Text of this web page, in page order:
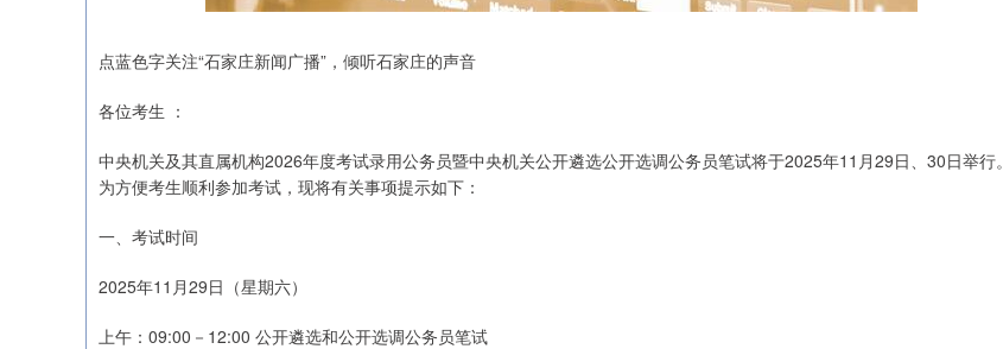
点蓝色字关注“石家庄新闻广播”，倾听石家庄的声音
各位考生 ：
中央机关及其直属机构2026年度考试录用公务员暨中央机关公开遴选公开选调公务员笔试将于2025年11月29日、30日举行。
为方便考生顺利参加考试，现将有关事项提示如下：
一、考试时间
2025年11月29日（星期六）
上午：09:00－12:00 公开遴选和公开选调公务员笔试
1.02% 深证成指 14311.01 200.89 1.42% 沪深300 4694.44 43.13 0.93%